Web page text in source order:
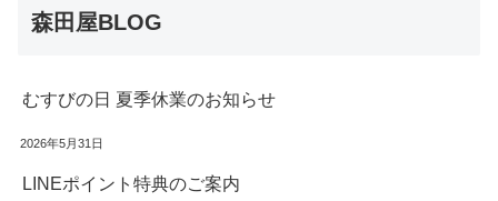
森田屋BLOG
むすびの日 夏季休業のお知らせ
2026年5月31日
LINEポイント特典のご案内